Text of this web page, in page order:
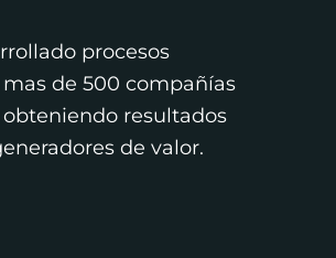
procesos
de 500 compañías
resultados
de valor.